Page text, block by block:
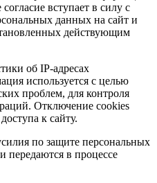
вступает в силу с
данных на сайт и
действующим
об IP-адресах
используется с целью
проблем, для контроля
Отключение cookies
к сайту.
по защите персональных
передаются в процессе